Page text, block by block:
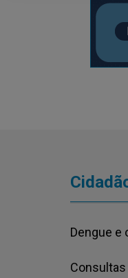
Dengue e